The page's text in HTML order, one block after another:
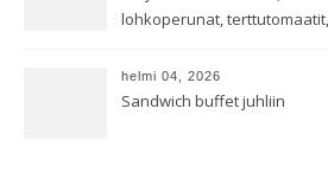
lohkoperunat, terttutomaatit,
salaatti
helmi 04, 2026
Sandwich buffet juhliin